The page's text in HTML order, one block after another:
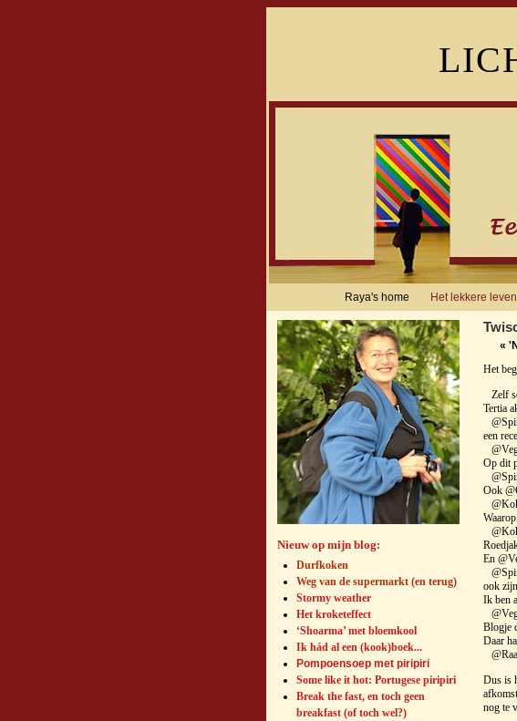
Raya's home Het lekkere leven
Nieuw op mijn blog:
Durfkoken
Weg van de supermarkt (en terug)
Stormy weather
Het kroketeffect
‘Shoarma’ met bloemkool
Ik hád al een (kook)boek...
Pompoensoep met piripiri
Some like it hot: Portugese piripiri
Break the fast, en toch geen
breakfast (of toch wel?)
«
Het
Zelf
Tertia
een
Op dit
Ook
En
ook
Ik ben
Blogje
Daar
Dus is
nog te